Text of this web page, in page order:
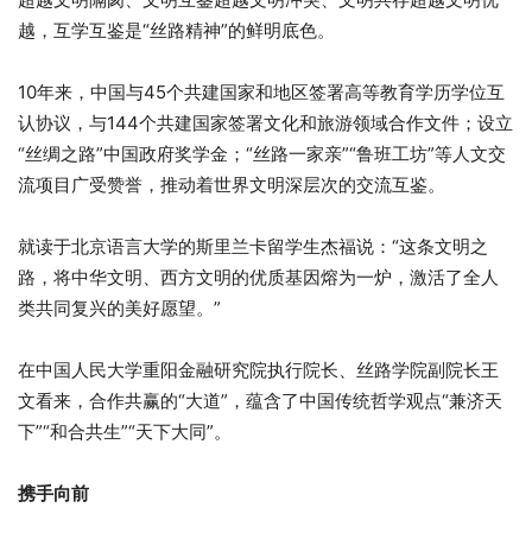
越，互学互鉴是“丝路精神”的鲜明底色。
10年来，中国与45个共建国家和地区签署高等教育学历学位互
认协议，与144个共建国家签署文化和旅游领域合作文件；设立
“丝绸之路”中国政府奖学金；“丝路一家亲”“鲁班工坊”等人文交
流项目广受赞誉，推动着世界文明深层次的交流互鉴。
就读于北京语言大学的斯里兰卡留学生杰福说：“这条文明之
路，将中华文明、西方文明的优质基因熔为一炉，激活了全人
类共同复兴的美好愿望。”
在中国人民大学重阳金融研究院执行院长、丝路学院副院长王
文看来，合作共赢的“大道”，蕴含了中国传统哲学观点“兼济天
下”“和合共生”“天下大同”。
携手向前